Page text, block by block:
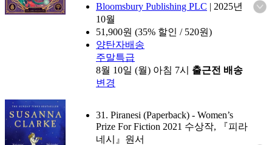
Bloomsbury Publishing PLC | 2025년
10월
51,900원 (35% 할인 / 520원)
양탄자배송
주말특급
8월 10일 (월) 아침 7시 출근전 배송
변경
31. Piranesi (Paperback) - Women’s
Prize For Fiction 2021 수상작, 『피라
네시』원서